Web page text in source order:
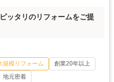
ッタリのリフォームをご提
規模リフォーム
創業20年以上
地元密着